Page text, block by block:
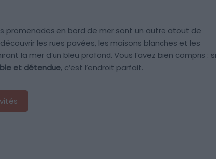
promenades en bord de mer sont un autre atout de
les rues pavées, les maisons blanches et les
la mer d’un bleu profond. Vous l’avez bien compris : si
et détendue, c’est l’endroit parfait.